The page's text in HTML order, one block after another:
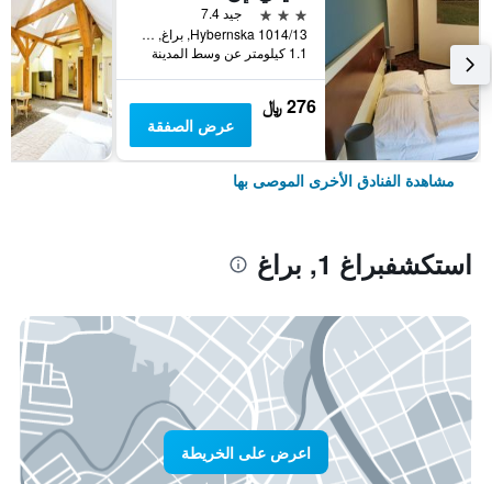
3 نجوم
جيد 7.4
Hybernska 1014/13, براغ, Prague Region, جمهورية التشيك
1.1 كيلومتر عن وسط المدينة
276 ﷼
عرض الصفقة
مشاهدة الفنادق الأخرى الموصى بها
استكشفبراغ 1, براغ
اعرض على الخريطة